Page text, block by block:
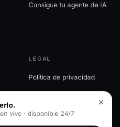
Consigue tu agente de IA
LEGAL
Política de privacidad
vivo · disponible 24/7